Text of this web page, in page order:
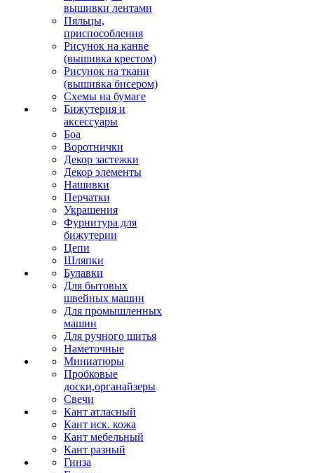
вышивки лентами
Пяльцы,
приспособления
Рисунок на канве
(вышивка крестом)
Рисунок на ткани
(вышивка бисером)
Схемы на бумаге
Бижутерия и
аксессуары
Боа
Воротнички
Декор застежки
Декор элементы
Нашивки
Перчатки
Украшения
Фурнитура для
бижутерии
Цепи
Шляпки
Булавки
Для бытовых
швейных машин
Для промышленных
машин
Для ручного шитья
Наметочные
Миниатюры
Пробковые
доски,органайзеры
Свечи
Кант атласный
Кант иск. кожа
Кант мебельный
Кант разный
Гинза